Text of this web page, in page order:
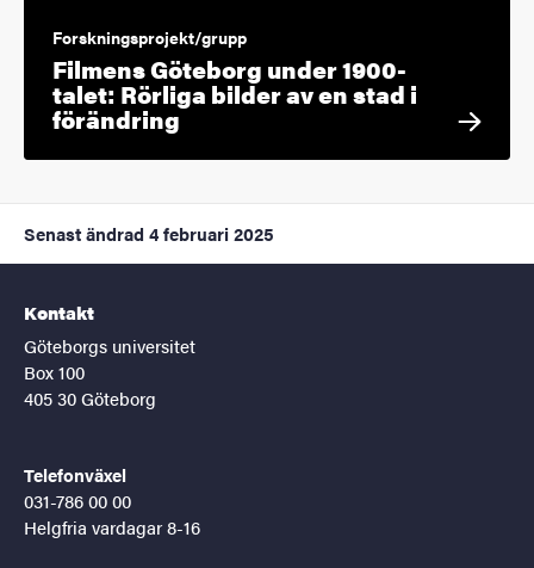
Forskningsprojekt/grupp
Filmens Göteborg under 1900-
talet: Rörliga bilder av en stad i
förändring
Senast ändrad 4 februari 2025
Kontakt
Göteborgs universitet
Box 100
405 30 Göteborg
Telefonväxel
031-786 00 00
Helgfria vardagar 8-16